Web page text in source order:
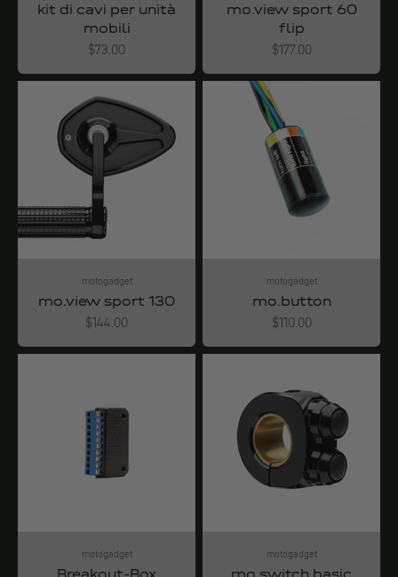
kit di cavi per unità
mobili
Angebot
$73.00
mo.view sport 60
flip
Angebot
$177.00
motogadget
mo.view sport 130
Angebot
$144.00
motogadget
mo.button
Angebot
$110.00
motogadget motogadget